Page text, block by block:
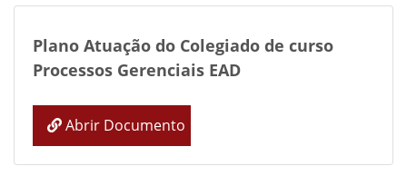
Plano Atuação do Colegiado de curso
Processos Gerenciais EAD
Abrir Documento